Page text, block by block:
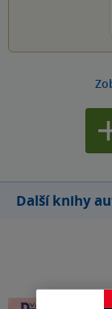
Další knihy